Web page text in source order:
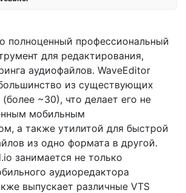
полноценный профессиональный
для редактирования,
аудиофайлов. WaveEditor
из существующих
~30), что делает его не
мобильным
а также утилитой для быстрой
из одно формата в другой.
занимается не только
аудиоредактора
выпускает различные VTS